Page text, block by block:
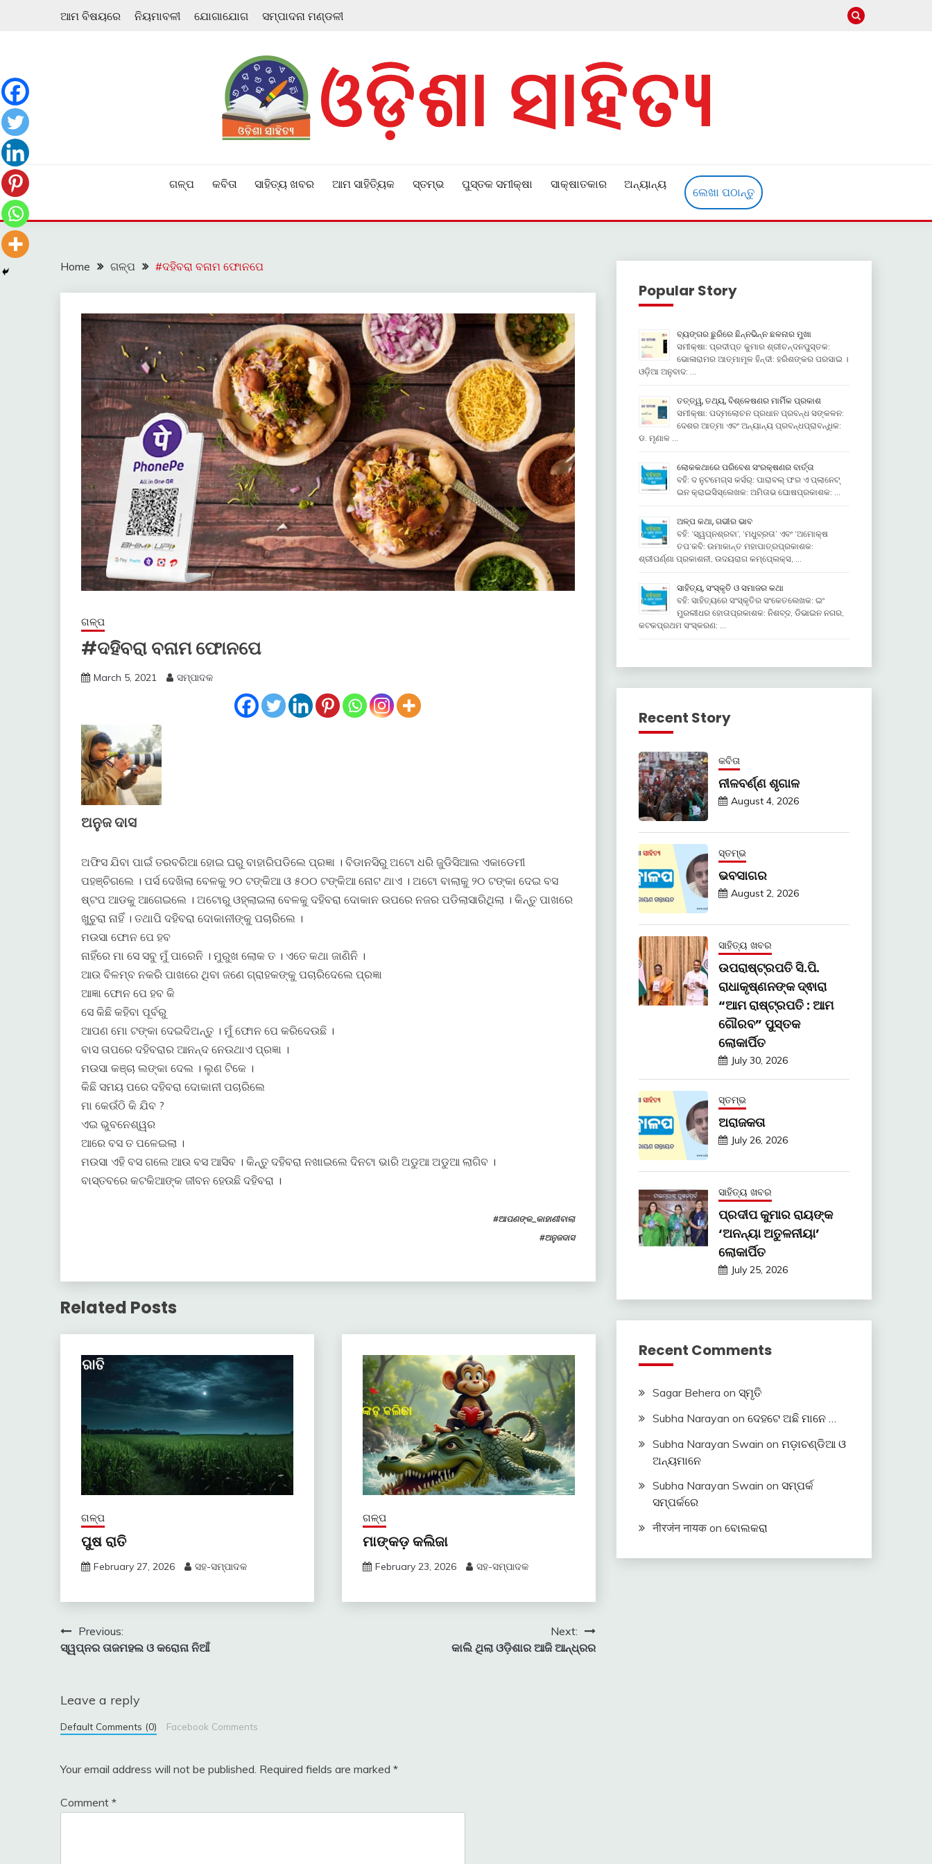
ଆମ ବିଷୟରେ ନିୟମାବଳୀ ଯୋଗାଯୋଗ ସମ୍ପାଦନା ମଣ୍ଡଳୀ
ଗଳ୍ପ କବିତା ସାହିତ୍ୟ ଖବର ଆମ ସାହିତ୍ୟିକ ସ୍ତମ୍ଭ ପୁସ୍ତକ ସମୀକ୍ଷା ସାକ୍ଷାତକାର ଅନ୍ୟାନ୍ୟ
ଲେଖା ପଠାନ୍ତୁ
Home ଗଳ୍ପ #ଦହିବରା ବନାମ ଫୋନପେ
ଗଳ୍ପ
#ଦହିବରା ବନାମ ଫୋନପେ
March 5, 2021 ସମ୍ପାଦକ
ଅନୁଜ ଦାସ
ଅଫିସ ଯିବା ପାଇଁ ତରବରିଆ ହୋଇ ଘରୁ ବାହାରିପଡିଲେ ପ୍ରଜ୍ଞା । ବିଡାନସିରୁ ଅଟୋ ଧରି ଜୁଡିସିଆଲ ଏକାଡେମୀ
ପହଞ୍ଚିଗଲେ । ପର୍ସ ଦେଖିଲା ବେଳକୁ ୨୦ ଟଙ୍କିଆ ଓ ୫୦୦ ଟଙ୍କିଆ ନୋଟ ଥାଏ । ଅଟୋ ବାଲାକୁ ୨୦ ଟଙ୍କା ଦେଇ ବସ
ଷ୍ଟପ ଆଡକୁ ଆଗେଇଲେ । ଅଟୋରୁ ଓହ୍ଲାଇଲା ବେଳକୁ ଦହିବରା ଦୋକାନ ଉପରେ ନଜର ପଡିଲାସାରିଥିଲା । କିନ୍ତୁ ପାଖରେ
ଖୁଚୁରା ନାହିଁ । ତଥାପି ଦହିବରା ଦୋକାନୀଙ୍କୁ ପଚାରିଲେ ।
ମଉସା ଫୋନ ପେ ହବ
ନାହିଁରେ ମା ସେ ସବୁ ମୁଁ ପାରେନି । ମୁରୁଖ ଲୋକ ତ । ଏତେ କଥା ଜାଣିନି ।
ଆଉ ବିଳମ୍ବ ନକରି ପାଖରେ ଥିବା ଜଣେ ଗ୍ରାହକଙ୍କୁ ପଚାରିଦେଲେ ପ୍ରଜ୍ଞା
ଆଜ୍ଞା ଫୋନ ପେ ହବ କି
ସେ କିଛି କହିବା ପୂର୍ବରୁ
ଆପଣ ମୋ ଟଙ୍କା ଦେଇଦିଅନ୍ତୁ । ମୁଁ ଫୋନ ପେ କରିଦେଉଛି ।
ବାସ ତାପରେ ଦହିବରାର ଆନନ୍ଦ ନେଉଥାଏ ପ୍ରଜ୍ଞା ।
ମଉସା କଞ୍ଚା ଲଙ୍କା ଦେଲ । ଲୁଣ ଟିକେ ।
କିଛି ସମୟ ପରେ ଦହିବରା ଦୋକାନୀ ପଚାରିଲେ
ମା କେଉଁଠି କି ଯିବ ?
ଏଇ ଭୁବନେଶ୍ୱର
ଆରେ ବସ ତ ପଳେଇଲା ।
ମଉସା ଏହି ବସ ଗଲେ ଆଉ ବସ ଆସିବ । କିନ୍ତୁ ଦହିବରା ନଖାଇଲେ ଦିନଟା ଭାରି ଅଡୁଆ ଅଡୁଆ ଲାଗିବ ।
ବାସ୍ତବରେ କଟକିଆଙ୍କ ଜୀବନ ହେଉଛି ଦହିବରା ।
#ଆପଣଙ୍କ_କାହାଣୀବାଲା
#ଅନୁଜଦାସ
Related Posts
ଗଳ୍ପ
ପୁଷ ରାତି
February 27, 2026 ସହ-ସମ୍ପାଦକ
ଗଳ୍ପ
ମାଙ୍କଡ଼ କଲିଜା
February 23, 2026 ସହ-ସମ୍ପାଦକ
Post
navigation
Previous:
ସ୍ୱପ୍ନର ତାଜମହଲ ଓ କରୋନା ନିଆଁ
Next:
କାଲି ଥିଲା ଓଡ଼ିଶାର ଆଜି ଆନ୍ଧ୍ରର
Leave a reply
Default Comments (0) Facebook Comments
Your email address will not be published. Required fields are marked *
Comment *
Popular Story
ବ୍ୟଙ୍ଗର ଛୁରିରେ ଛିନ୍ନଭିନ୍ନ ଛଳନାର ମୁଖା
ସମୀକ୍ଷା: ପ୍ରଦୀପ୍ତ କୁମାର ଶ୍ରୀଚନ୍ଦନପୁସ୍ତକ:
ଭୋଳାରାମର ଆତ୍ମାମୂଳ ହିନ୍ଦୀ: ହରିଶଙ୍କର ପରସାଇ ।
ଓଡ଼ିଆ ଅନୁବାଦ: …
ତତ୍ତ୍ୱ, ତଥ୍ୟ, ବିଶ୍ଳେଷଣର ମାର୍ମିକ ପ୍ରକାଶ
ସମୀକ୍ଷା: ପଦ୍ମଲୋଚନ ପ୍ରଧାନ ପ୍ରବନ୍ଧ ସଙ୍କଳନ:
ଦେଶର ଆତ୍ମା ଏବଂ ଅନ୍ୟାନ୍ୟ ପ୍ରବନ୍ଧପ୍ରାବନ୍ଧିକ:
ଡ. ମୃଣାଳ …
ଲୋକକଥାରେ ପରିବେଶ ସଂରକ୍ଷଣର ବାର୍ତ୍ତା
ବହି: ଦ ନୁଟମେଗ୍ସ କର୍ସର୍: ପାରାବଲ୍ ଫର ଏ ପ୍ଲାନେଟ୍
ଇନ କ୍ରାଇସିସ୍ଲେଖକ: ଅମିତାଭ ଘୋଷପ୍ରକାଶକ: …
ଅଳ୍ପ କଥା, ଗଭୀର ଭାବ
ବହି: ‘ସ୍ୱପ୍ନଶ୍ରବା’, ‘ମଧୁବ୍ରତା’ ଏବଂ ‘ଅମୋକ୍ଷ
ତପ’କବି: ଉମାକାନ୍ତ ମହାପାତ୍ରପ୍ରକାଶକ:
ଶ୍ରୀପର୍ଣ୍ଣା ପ୍ରକାଶନୀ, ଉଦୟରାଗ କମ୍ପେ୍ଲକ୍ସ, …
ସାହିତ୍ୟ, ସଂସ୍କୃତି ଓ ସମାଜର କଥା
ବହି: ସାହିତ୍ୟରେ ସଂସ୍କୃତିର ସଂକେତଲେଖକ: ଇଂ
ମୁରଲୀଧର ହୋତାପ୍ରକାଶକ: ନିଶବ୍ଦ, ଡିଭାଇନ ନଗର,
କଟକପ୍ରଥମ ସଂସ୍କରଣ: …
Recent Story
କବିତା
ନୀଳବର୍ଣ୍ଣ ଶୃଗାଳ
August 4, 2026
ସ୍ତମ୍ଭ
ଭବସାଗର
August 2, 2026
ସାହିତ୍ୟ ଖବର
ଉପରାଷ୍ଟ୍ରପତି ସି.ପି.
ରାଧାକୃଷ୍ଣନଙ୍କ ଦ୍ଵାରା
“ଆମ ରାଷ୍ଟ୍ରପତି : ଆମ
ଗୌରବ” ପୁସ୍ତକ
ଲୋକାର୍ପିତ
July 30, 2026
ସ୍ତମ୍ଭ
ଅରାଜକତା
July 26, 2026
ସାହିତ୍ୟ ଖବର
ପ୍ରଦୀପ କୁମାର ରାୟଙ୍କ
‘ଅନନ୍ୟା ଅତୁଳନୀୟା’
ଲୋକାର୍ପିତ
July 25, 2026
Recent Comments
Sagar Behera on ସ୍ମୃତି
Subha Narayan on ଦେହଟେ ଅଛି ମାନେ …
Subha Narayan Swain on ମଡ଼ାଚଣ୍ଡିଆ ଓ
ଅନ୍ୟମାନେ
Subha Narayan Swain on ସମ୍ପର୍କ
ସମ୍ପର୍କରେ
नीरजंन नायकon ବୋଲକରା